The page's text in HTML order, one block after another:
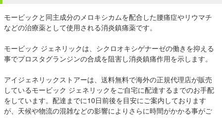
モービックと同主成分のメロキシカムを配合した腰痛症やリウマチ
などの治療薬として使用される消炎鎮痛薬です。
モービック ジェネリックは、シクロオキシゲナーゼの働きを抑える
事でプロスタグランジンの合成を阻害し消炎鎮痛作用を示します。
アイジェネリックストアーは、送料無料で海外の正規代理店が販売
しているモービック ジェネリックをご自宅に配達するまでのお手配
をしています。配達までに10日前後を目安にご案内しております
が、天候や物流の混雑などの影響によりさらに時間がかかる事がご